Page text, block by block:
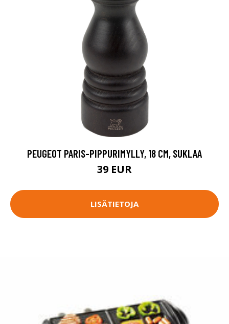
PEUGEOT PARIS-PIPPURIMYLLY, 18 CM, SUKLAA
39 EUR
LISÄTIETOJA